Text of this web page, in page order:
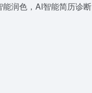
润色，AI智能简历诊